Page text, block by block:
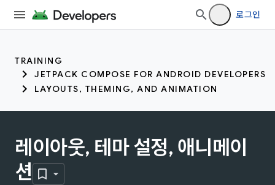
로그인
TRAINING
JETPACK COMPOSE FOR ANDROID DEVELOPERS
LAYOUTS, THEMING, AND ANIMATION
레이아웃, 테마 설정, 애니메이
션